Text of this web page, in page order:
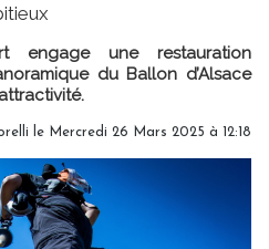
engage une restauration
du Ballon d’Alsace
le Mercredi 26 Mars 2025 à 12:18